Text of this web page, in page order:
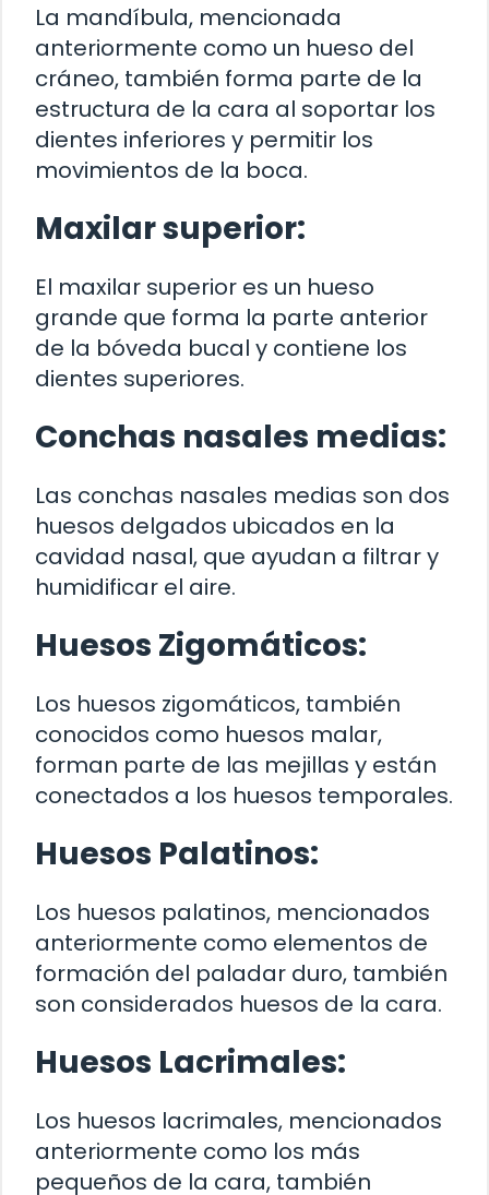
La mandíbula, mencionada
anteriormente como un hueso del
cráneo, también forma parte de la
estructura de la cara al soportar los
dientes inferiores y permitir los
movimientos de la boca.
Maxilar superior:
El maxilar superior es un hueso
grande que forma la parte anterior
de la bóveda bucal y contiene los
dientes superiores.
Conchas nasales medias:
Las conchas nasales medias son dos
huesos delgados ubicados en la
cavidad nasal, que ayudan a filtrar y
humidificar el aire.
Huesos Zigomáticos:
Los huesos zigomáticos, también
conocidos como huesos malar,
forman parte de las mejillas y están
conectados a los huesos temporales.
Huesos Palatinos:
Los huesos palatinos, mencionados
anteriormente como elementos de
formación del paladar duro, también
son considerados huesos de la cara.
Huesos Lacrimales:
Los huesos lacrimales, mencionados
anteriormente como los más
pequeños de la cara, también